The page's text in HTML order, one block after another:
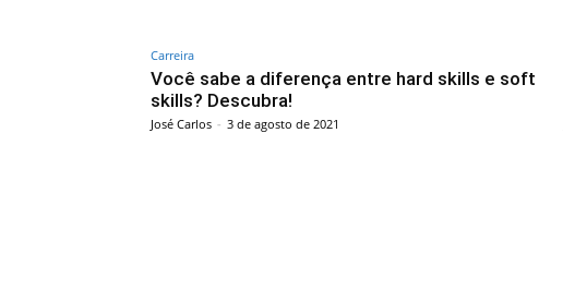
Carreira
Você sabe a diferença entre hard skills e soft
skills? Descubra!
José Carlos - 3 de agosto de 2021